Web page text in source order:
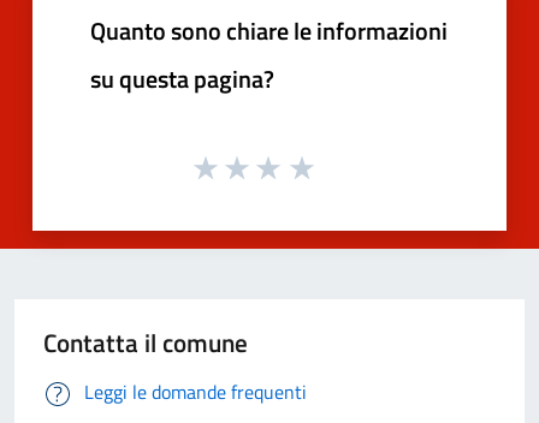
Quanto sono chiare le informazioni
su questa pagina?
Contatta il comune
Leggi le domande frequenti